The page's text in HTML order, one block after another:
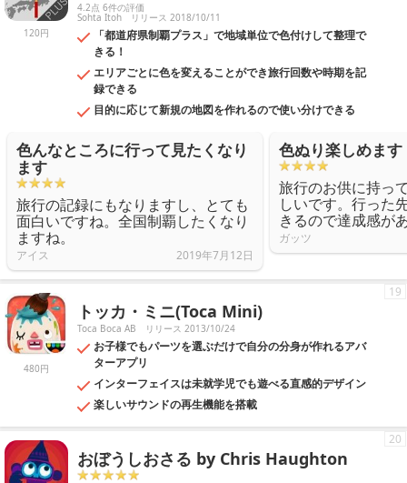
120円
4.2点 6件の評価
Sohta Itoh リリース 2018/10/11
「都道府県制覇プラス」で地域単位で色付けして整理で
きる！
エリアごとに色を変えることができ旅行回数や時期を記
録できる
目的に応じて新規の地図を作れるので使い分けできる
色んなところに行って見たくなり
ます
旅行の記録にもなりますし、とても
面白いですね。全国制覇したくなり
ますね。
アイス 2019年7月12日
色ぬり楽しめます
旅行のお供に持っ
しいです。行った
きるので達成感が
ガッツ
480円
トッカ・ミニ(Toca Mini)
Toca Boca AB リリース 2013/10/24
お子様でもパーツを選ぶだけで自分の分身が作れるアバ
ターアプリ
インターフェイスは未就学児でも遊べる直感的デザイン
楽しいサウンドの再生機能を搭載
19
おぼうしおさる by Chris Haughton
20